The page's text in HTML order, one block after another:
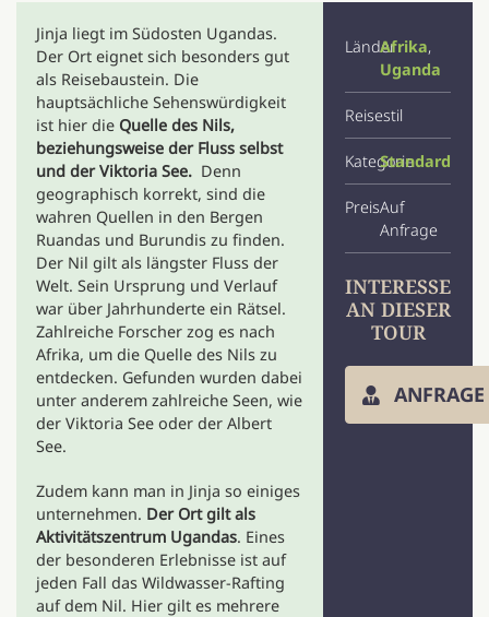
Jinja liegt im Südosten Ugandas.
Der Ort eignet sich besonders gut
als Reisebaustein. Die
hauptsächliche Sehenswürdigkeit
ist hier die Quelle des Nils,
beziehungsweise der Fluss selbst
und der Viktoria See. Denn
geographisch korrekt, sind die
wahren Quellen in den Bergen
Ruandas und Burundis zu finden.
Der Nil gilt als längster Fluss der
Welt. Sein Ursprung und Verlauf
war über Jahrhunderte ein Rätsel.
Zahlreiche Forscher zog es nach
Afrika, um die Quelle des Nils zu
entdecken. Gefunden wurden dabei
unter anderem zahlreiche Seen, wie
der Viktoria See oder der Albert
See.
Zudem kann man in Jinja so einiges
unternehmen. Der Ort gilt als
Aktivitätszentrum Ugandas. Eines
der besonderen Erlebnisse ist auf
jeden Fall das Wildwasser-Rafting
auf dem Nil. Hier gilt es mehrere
LänderAfrika,
Uganda
Reisestil
KategorieStandard
PreisAuf
Anfrage
INTERESSE
AN DIESER
TOUR
ANFRAGE